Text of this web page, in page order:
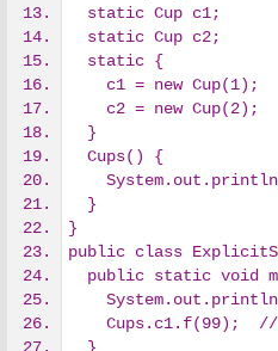
  static Cup c1;
  static Cup c2;
  static {
    c1 = new Cup(1);
    c2 = new Cup(2);
  }
  Cups() {
  }
}
public class
public static void
Cups.c1.f(99);